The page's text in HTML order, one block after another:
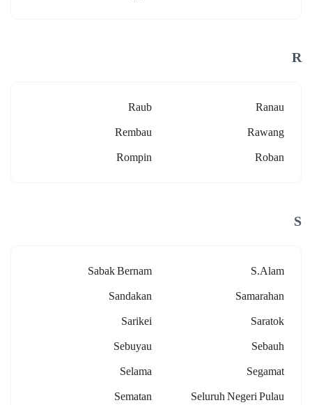
R
Ranau
Raub
Rawang
Rembau
Roban
Rompin
S
S.alam
Sabak Bernam
Samarahan
Sandakan
Saratok
Sarikei
Sebauh
Sebuyau
Segamat
Selama
Seluruh Negeri Pulau
Sematan